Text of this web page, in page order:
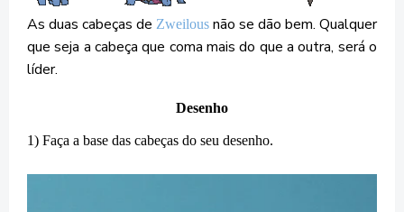
As duas cabeças de Zweilous não se dão bem. Qualquer
que seja a cabeça que coma mais do que a outra, será o
líder.
Desenho
1) Faça a base das cabeças do seu desenho.